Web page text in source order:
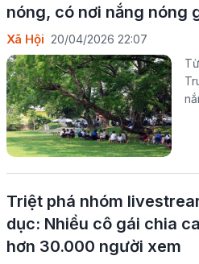
nóng, có nơi nắng nóng
Xã Hội 20/04/2026 22:07
Triệt phá nhóm
dục: Nhiều cô gái chia
hơn 30.000 người xem